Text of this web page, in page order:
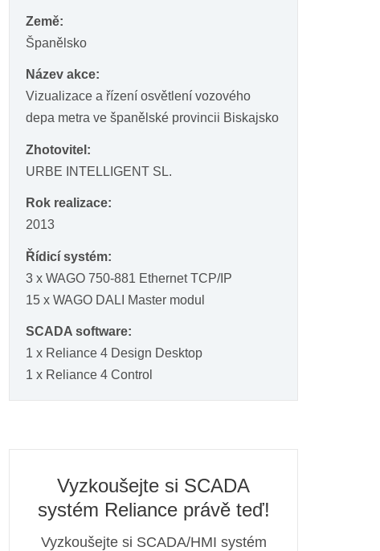
Země:
Španělsko
Název akce:
Vizualizace a řízení osvětlení vozového
depa metra ve španělské provincii Biskajsko
Zhotovitel:
URBE INTELLIGENT SL.
Rok realizace:
2013
Řídicí systém:
3 x WAGO 750-881 Ethernet TCP/IP
15 x WAGO DALI Master modul
SCADA software:
1 x Reliance 4 Design Desktop
1 x Reliance 4 Control
Vyzkoušejte si SCADA
systém Reliance právě teď!
Vyzkoušejte si SCADA/HMI systém